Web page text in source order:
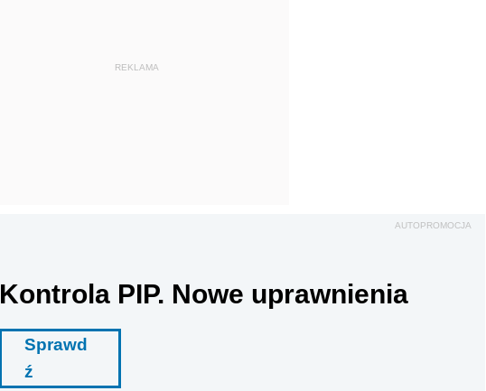
REKLAMA
AUTOPROMOCJA
Kontrola PIP. Nowe uprawnienia
Sprawd
ź